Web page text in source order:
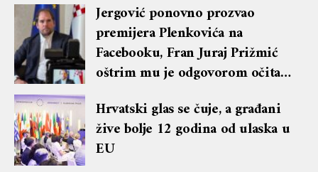
Jergović ponovno prozvao
premijera Plenkovića na
Facebooku, Fran Juraj Prižmić
oštrim mu je odgovorom očitao
komentara
Hrvatski glas se čuje, a građani
žive bolje 12 godina od ulaska u
EU